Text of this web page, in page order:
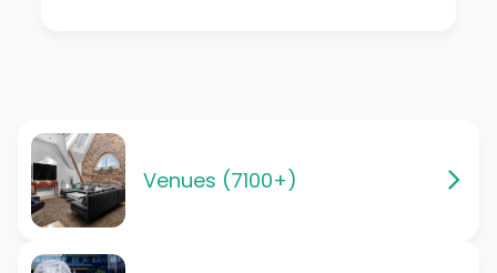
Venues (7100+)